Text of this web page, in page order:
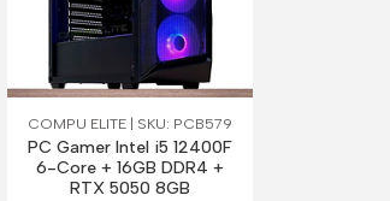
COMPU ELITE | SKU: PCB579
PC Gamer Intel i5 12400F
6-Core + 16GB DDR4 +
RTX 5050 8GB